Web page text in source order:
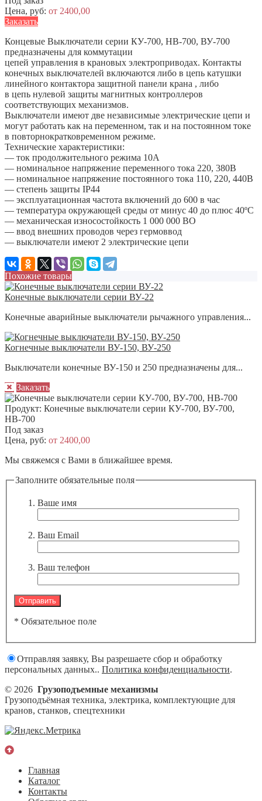
Цена, руб: от 2400,00
Заказать
Концевые Выключатели серии КУ-700, НВ-700, ВУ-700
предназначены для коммутации
цепей управления в крановых электроприводах. Контакты
конечных выключателей включаются либо в цепь катушки
линейного контактора защитной панели крана , либо
в цепь нулевой защиты магнитных контроллеров
соответствующих механизмов.
Выключатели имеют две независимые электрические цепи и
могут работать как на переменном, так и на постоянном токе
в повторнократковременном режиме.
Технические характеристики:
— ток продолжительного режима 10А
— номинальное напряжение переменного тока 220, 380В
— номинальное напряжение постоянного тока 110, 220, 440В
— степень защиты IP44
— эксплуатационная частота включений до 600 в час
— температура окружающей среды от минус 40 до плюс 40ºС
— механическая износостойкость 1 000 000 ВО
— ввод внешних проводов через гермоввод
— выключатели имеют 2 электрические цепи
Похожие товары
Конечные выключатели серии ВУ-22
Конечные аварийные выключатели рычажного управления...
Когнечные выключатели ВУ-150, ВУ-250
Выключатели конечные ВУ-150 и 250 предназначены для...
Заказать
Продукт: Конечные выключатели серии КУ-700, ВУ-700,
НВ-700
Под заказ
Цена, руб: от 2400,00
Мы свяжемся с Вами в ближайшее время.
Заполните обязательные поля
Ваше имя
Ваш Email
Ваш телефон
* Обязательное поле
Отправляя заявку, Вы разрешаете сбор и обработку
персональных данных.. Политика конфиденциальности.
© 2026 Грузоподъемные механизмы
Грузоподъёмная техника, электрика, комплектующие для
кранов, станков, спецтехники
Главная
Каталог
Контакты